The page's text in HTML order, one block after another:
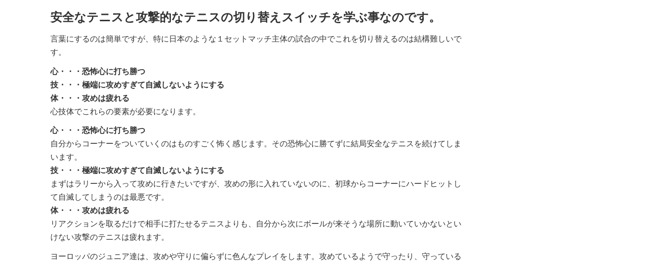
安全なテニスと攻撃的なテニスの切り替えスイッチを学ぶ事なのです。
言葉にするのは簡単ですが、特に日本のような１セットマッチ主体の試合の中でこれを切り替えるのは結構難しいで
す。
心・・・恐怖心に打ち勝つ
技・・・極端に攻めすぎて自滅しないようにする
体・・・攻めは疲れる
心技体でこれらの要素が必要になります。
心・・・恐怖心に打ち勝つ
自分からコーナーをついていくのはものすごく怖く感じます。その恐怖心に勝てずに結局安全なテニスを続けてしま
います。
技・・・極端に攻めすぎて自滅しないようにする
まずはラリーから入って攻めに行きたいですが、攻めの形に入れていないのに、初球からコーナーにハードヒットし
て自滅してしまうのは最悪です。
体・・・攻めは疲れる
リアクションを取るだけで相手に打たせるテニスよりも、自分から次にボールが来そうな場所に動いていかないとい
けない攻撃のテニスは疲れます。
ヨーロッパのジュニア達は、攻めや守りに偏らずに色んなプレイをします。攻めているようで守ったり、守っている